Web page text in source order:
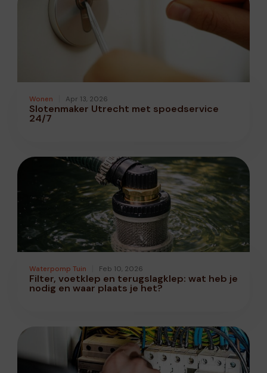
Wonen Apr 13, 2026
Slotenmaker Utrecht met spoedservice
24/7
Waterpomp Tuin Feb 10, 2026
Filter, voetklep en terugslagklep: wat heb je
nodig en waar plaats je het?